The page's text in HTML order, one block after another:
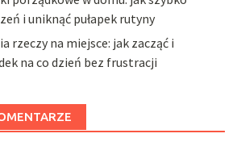
i uniknąć pułapek rutyny
rzeczy na miejsce: jak zacząć i
na co dzień bez frustracji